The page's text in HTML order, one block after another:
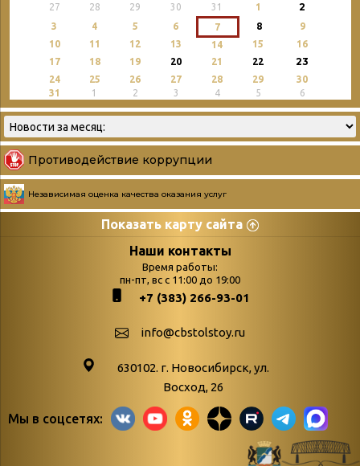
27 28 29 30 31 1 2
3 4 5 6 7 8
9
10
11 12 13 14 15
16
17
18 19 20 21 22 23
24 25 26 27 28 29
30
31
1 2 3 4 5 6
Противодействие коррупции
Независимая оценка качества оказания услуг
Показать карту сайта
Страницы
podvedenie-itogov-festivalya-
paskhalnaya-palitra
Библионочь – как ярмарка точь-в-
поступлений
Война. Народ.
живые»
«Мне всё
Наши контакты
Время работы:
пн-пт, вс с 11:00 до 19:00
+7 (383) 266-93-01
info@cbstolstoy.ru
630102. г. Новосибирск, ул.
Восход, 26
Мы в соцсетях: